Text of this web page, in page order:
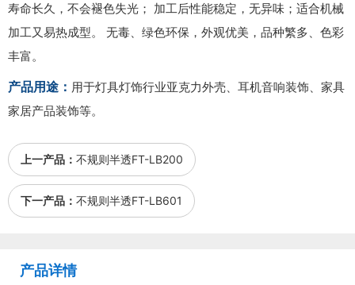
寿命长久，不会褪色失光； 加工后性能稳定，无异味；适合机械
加工又易热成型。 无毒、绿色环保，外观优美，品种繁多、色彩
丰富。
产品用途： 用于灯具灯饰行业亚克力外壳、耳机音响装饰、家具
家居产品装饰等。
上一产品： 不规则半透FT-LB200
下一产品： 不规则半透FT-LB601
产品详情